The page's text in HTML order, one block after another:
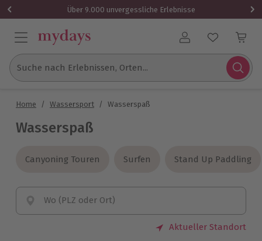
Über 9.000 unvergessliche Erlebnisse
Benutzerkonto
Suche nach Erlebnissen, Orten...
Home / Wassersport / Wasserspaß
Wasserspaß
Canyoning Touren
Canyoning Touren Surfen
Surfen Stand Up Paddling
Stand Up Paddling
Wo (PLZ oder Ort)
Aktueller Standort